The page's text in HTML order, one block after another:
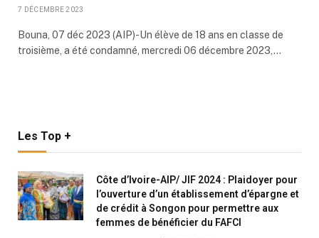
7 DÉCEMBRE 2023
Bouna, 07 déc 2023 (AIP)-Un élève de 18 ans en classe de
troisième, a été condamné, mercredi 06 décembre 2023,…
Les Top +
Côte d’Ivoire-AIP/ JIF 2024 : Plaidoyer pour
l’ouverture d’un établissement d’épargne et
de crédit à Songon pour permettre aux
femmes de bénéficier du FAFCI